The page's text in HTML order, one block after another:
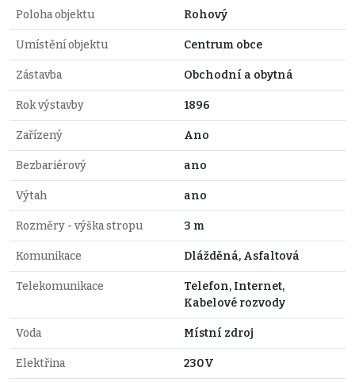
Poloha objektu Rohový
Umístění objektu Centrum obce
Zástavba Obchodní a obytná
Rok výstavby 1896
Zařízený Ano
Bezbariérový ano
Výtah ano
Rozměry - výška stropu 3 m
Komunikace Dlážděná, Asfaltová
Telekomunikace
Telefon, Internet,
Kabelové rozvody
Voda Místní zdroj
Elektřina 230V